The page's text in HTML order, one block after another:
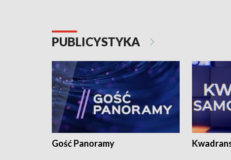
PUBLICYSTYKA
Gość Panoramy